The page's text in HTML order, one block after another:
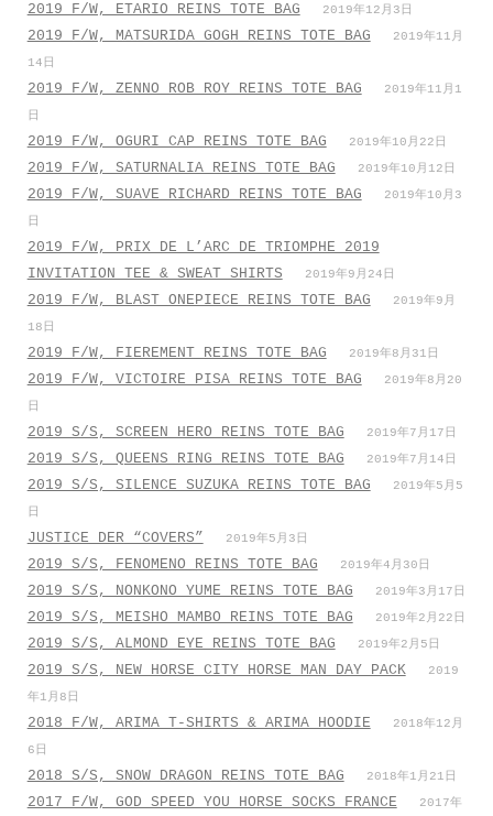
2019 F/W, ETARIO REINS TOTE BAG 2019年12月3日
2019 F/W, MATSURIDA GOGH REINS TOTE BAG
2019年11月
14日
2019 F/W, ZENNO ROB ROY REINS TOTE BAG
2019年11月1
日
2019 F/W, OGURI CAP REINS TOTE BAG 2019年10月22日
2019 F/W, SATURNALIA REINS TOTE BAG 2019年10月12日
2019 F/W, SUAVE RICHARD REINS TOTE BAG
2019年10月3
日
2019 F/W, PRIX DE L’ARC DE TRIOMPHE 2019
INVITATION TEE & SWEAT SHIRTS
2019年9月24日
2019 F/W, BLAST ONEPIECE REINS TOTE BAG
2019年9月
18日
2019 F/W, FIEREMENT REINS TOTE BAG 2019年8月31日
2019 F/W, VICTOIRE PISA REINS TOTE BAG
2019年8月20
日
2019 S/S, SCREEN HERO REINS TOTE BAG 2019年7月17日
2019 S/S, QUEENS RING REINS TOTE BAG 2019年7月14日
2019 S/S, SILENCE SUZUKA REINS TOTE BAG
2019年5月5
日
JUSTICE DER “COVERS” 2019年5月3日
2019 S/S, FENOMENO REINS TOTE BAG 2019年4月30日
2019 S/S, NONKONO YUME REINS TOTE BAG 2019年3月17日
2019 S/S, MEISHO MAMBO REINS TOTE BAG 2019年2月22日
2019 S/S, ALMOND EYE REINS TOTE BAG 2019年2月5日
2019 S/S, NEW HORSE CITY HORSE MAN DAY PACK
2019
年1月8日
2018 F/W, ARIMA T-SHIRTS & ARIMA HOODIE
2018年12月
6日
2018 S/S, SNOW DRAGON REINS TOTE BAG 2018年1月21日
2017 F/W, GOD SPEED YOU HORSE SOCKS FRANCE
2017年